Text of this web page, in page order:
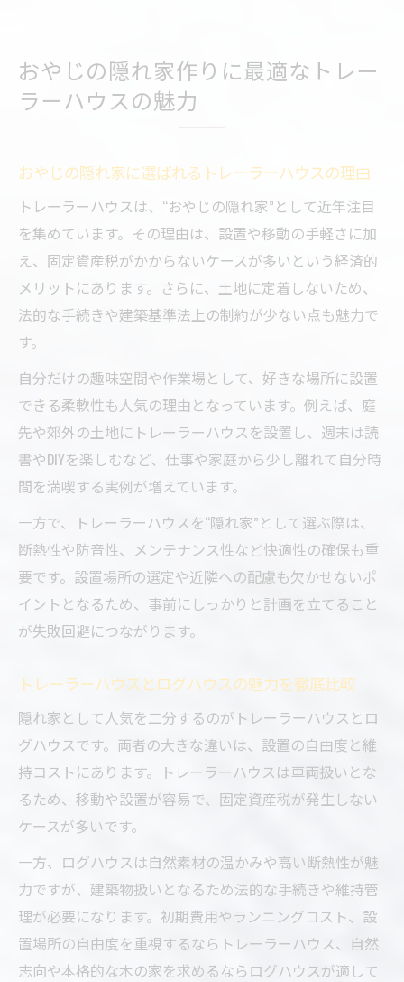
おやじの隠れ家作りに最適なトレー
ラーハウスの魅力
おやじの隠れ家に選ばれるトレーラーハウスの理由
トレーラーハウスは、“おやじの隠れ家”として近年注目
を集めています。その理由は、設置や移動の手軽さに加
え、固定資産税がかからないケースが多いという経済的
メリットにあります。さらに、土地に定着しないため、
法的な手続きや建築基準法上の制約が少ない点も魅力で
す。
自分だけの趣味空間や作業場として、好きな場所に設置
できる柔軟性も人気の理由となっています。例えば、庭
先や郊外の土地にトレーラーハウスを設置し、週末は読
書やDIYを楽しむなど、仕事や家庭から少し離れて自分時
間を満喫する実例が増えています。
一方で、トレーラーハウスを“隠れ家”として選ぶ際は、
断熱性や防音性、メンテナンス性など快適性の確保も重
要です。設置場所の選定や近隣への配慮も欠かせないポ
イントとなるため、事前にしっかりと計画を立てること
が失敗回避につながります。
トレーラーハウスとログハウスの魅力を徹底比較
隠れ家として人気を二分するのがトレーラーハウスとロ
グハウスです。両者の大きな違いは、設置の自由度と維
持コストにあります。トレーラーハウスは車両扱いとな
るため、移動や設置が容易で、固定資産税が発生しない
ケースが多いです。
一方、ログハウスは自然素材の温かみや高い断熱性が魅
力ですが、建築物扱いとなるため法的な手続きや維持管
理が必要になります。初期費用やランニングコスト、設
置場所の自由度を重視するならトレーラーハウス、自然
志向や本格的な木の家を求めるならログハウスが適して